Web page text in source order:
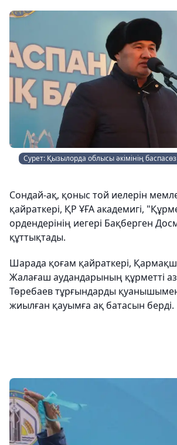
Сурет: Қызылорда облысы әкімінің
Сондай-ақ, қоныс той иелерін
қайраткері, ҚР ҰҒА академигі,
ордендерінің иегері Бақберген
құттықтады.
Шарада қоғам қайраткері,
Жалағаш аудандарының құрметті
Төребаев тұрғындарды
жиылған қауымға ақ батасын берді.